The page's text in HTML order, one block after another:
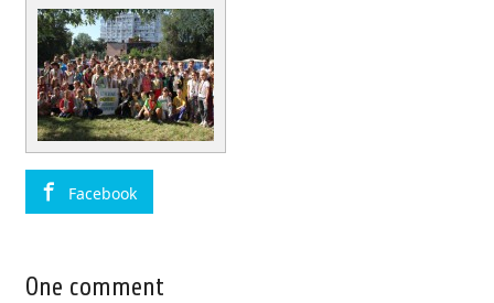
Facebook
One comment